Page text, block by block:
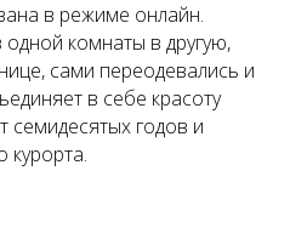
в режиме онлайн.
комнаты в другую,
сами переодевались и
в себе красоту
семидесятых годов и